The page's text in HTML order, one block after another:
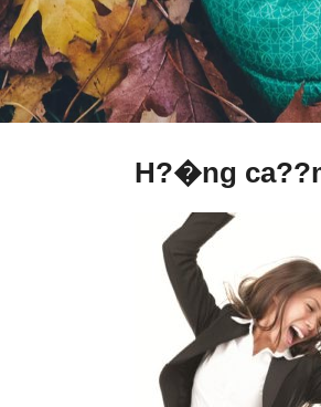
H?�ng